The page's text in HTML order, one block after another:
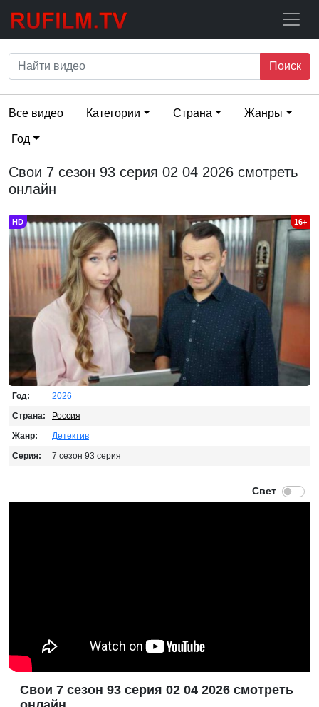
Поиск
Все видео Категории Страна Жанры
Год
Свои 7 сезон 93 серия 02 04 2026 смотреть
онлайн
HD 16+
Год:
2026
Страна:
Россия
Жанр:
Детектив
Серия:
7 сезон 93 серия
Свои 7 сезон 93 серия 02 04 2026 смотреть